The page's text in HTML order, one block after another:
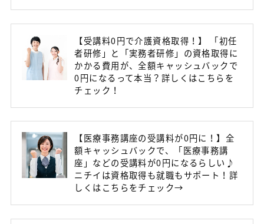
【受講料0円で介護資格取得！】 「初任
者研修」と「実務者研修」の資格取得に
かかる費用が、全額キャッシュバックで
0円になるって本当？詳しくはこちらを
チェック！
【医療事務講座の受講料が0円に！】全
額キャッシュバックで、「医療事務講
座」などの受講料が0円になるらしい♪
ニチイは資格取得も就職もサポート！詳
しくはこちらをチェック→